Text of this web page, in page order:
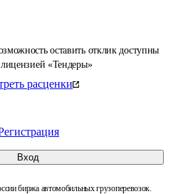
оставить отклик доступны
лицензией «Тендеры»
расценки
Вход
биржа автомобильных грузоперевозок.